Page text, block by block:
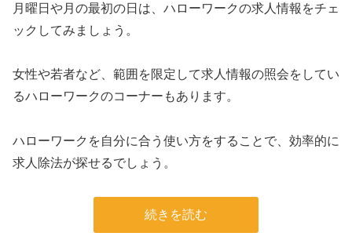
月曜日や月の最初の日は、ハローワークの求人情報をチェ
ックしてみましょう。
女性や若者など、範囲を限定して求人情報の照会をしてい
るハローワークのコーナーもあります。
ハローワークを自分に合う使い方をすることで、効率的に
求人除法が探せるでしょう。
続きを読む